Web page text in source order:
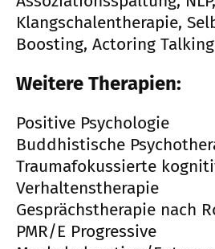
Klangschalentherapie,
Boosting, Actoring Talking
Weitere Therapien:
Positive Psychologie
Buddhistische
Traumafokussierte
Verhaltenstherapie
Gesprächstherapie nach
PMR/E Progressive